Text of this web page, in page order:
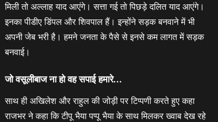
मिली तो अल्लाह याद आएंगे। सत्ता गई तो पिछड़े दलित याद आएंगे।
इनका पीडीए डिंपल और शिवपाल हैं। इन्होंने सड़क बनवाने में भी
अपनी जेब भरी है। हमने जनता के पैसे से इनसे कम लागत में सड़क
बनवाई।
जो वसूलीबाज ना हो वह सपाई हमारे…
साथ ही अखिलेश और राहुल की जोड़ी पर टिप्पणी करते हुए कहा
राजभर ने कहा कि टीपू भैया पप्पू भैया के साथ मिलकर ख्वाब देख रहे